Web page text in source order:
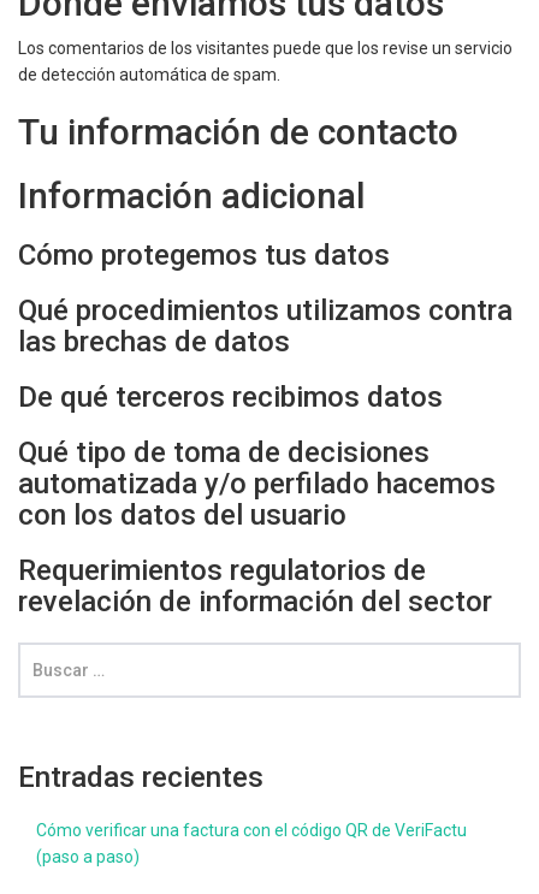
Los comentarios de los visitantes puede que los revise un servicio
de detección automática de spam.
Tu información de contacto
Información adicional
Cómo protegemos tus datos
Qué procedimientos utilizamos contra
las brechas de datos
De qué terceros recibimos datos
Qué tipo de toma de decisiones
automatizada y/o perfilado hacemos
con los datos del usuario
Requerimientos regulatorios de
revelación de información del sector
Entradas recientes
Cómo verificar una factura con el código QR de VeriFactu
(paso a paso)